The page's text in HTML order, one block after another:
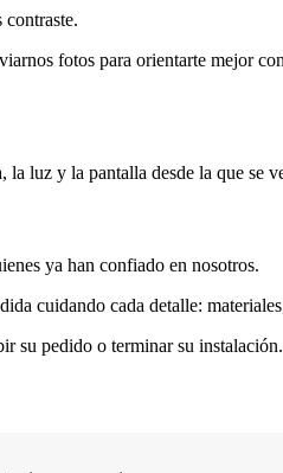
contraste.
fotos para orientarte mejor
la luz y la pantalla desde la que
ya han confiado en nosotros.
cuidando cada detalle:
su pedido o terminar su instalación.